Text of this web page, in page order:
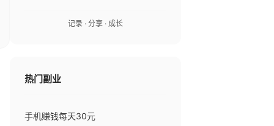
记录 · 分享 · 成长
热门副业
手机赚钱每天30元